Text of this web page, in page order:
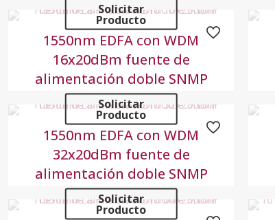
Solicitar
Producto
1550nm EDFA con WDM
16x20dBm fuente de
alimentación doble SNMP
Solicitar
Producto
1550nm EDFA con WDM
32x20dBm fuente de
alimentación doble SNMP
Solicitar
Producto